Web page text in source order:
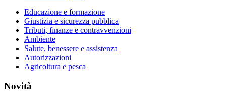
Educazione e formazione
Giustizia e sicurezza pubblica
Tributi, finanze e contravvenzioni
Ambiente
Salute, benessere e assistenza
Autorizzazioni
Agricoltura e pesca
Novità